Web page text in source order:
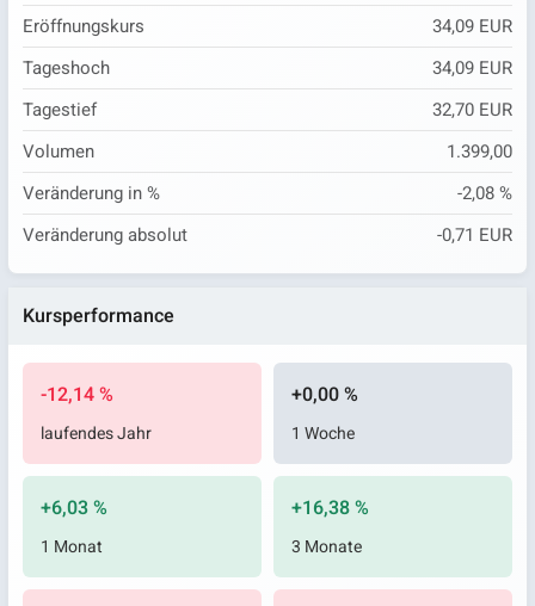
Eröffnungskurs
34,09 EUR
Tageshoch
34,09 EUR
Tagestief
32,70 EUR
Volumen
1.399,00
Veränderung in %
-2,08 %
Veränderung absolut
-0,71 EUR
Kursperformance
-12,14 %
laufendes Jahr
+0,00 %
1 Woche
+6,03 %
1 Monat
+16,38 %
3 Monate